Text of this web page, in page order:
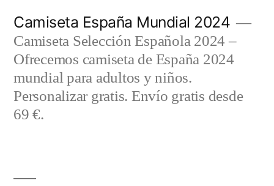
contenido
Camiseta España Mundial 2024
Camiseta Selección Española 2024 –
Ofrecemos camiseta de España 2024
mundial para adultos y niños.
Personalizar gratis. Envío gratis desde
69 €.